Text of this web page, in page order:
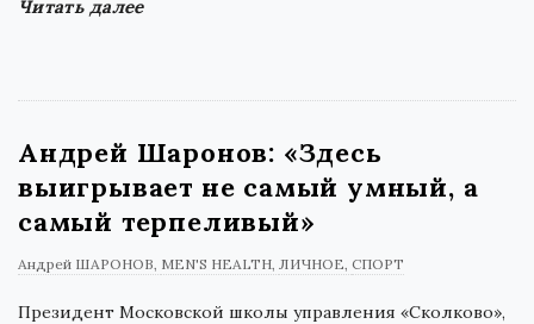
Читать далее
Андрей Шаронов: «Здесь
выигрывает не самый умный, а
самый терпеливый»
Андрей ШАРОНОВ MEN'S HEALTH ЛИЧНОЕ СПОРТ
Президент Московской школы управления «Сколково»,